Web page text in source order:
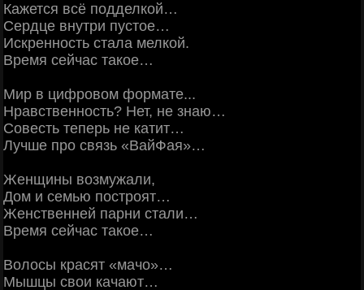
Кажется всё подделкой…
Сердце внутри пустое…
Искренность стала мелкой.
Время сейчас такое…
Мир в цифровом формате...
Нравственность? Нет, не знаю…
Совесть теперь не катит…
Лучше про связь «ВайФая»…
Женщины возмужали,
Дом и семью построят…
Женственней парни стали…
Время сейчас такое…
Волосы красят «мачо»…
Мышцы свои качают…